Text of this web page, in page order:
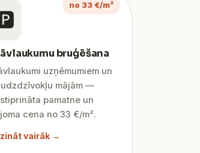
no 33 €/m²
bruģēšana
uzņēmumiem un
mājām —
pamatne un
cena no 33 €/m².
vairāk →